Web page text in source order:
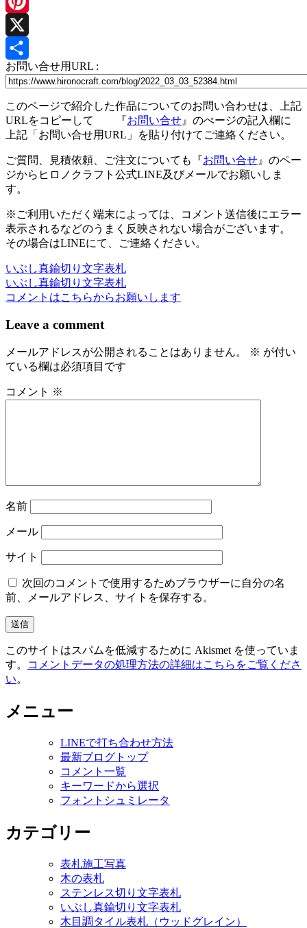
Pinterest
X
共
お問い合せ用URL :
このページで紹介した作品についてのお問い合わせは、上記
URLをコピーして 『お問い合せ 』のぺージの記入欄に
上記「お問い合せ用URL」を貼り付けてご連絡ください。
ご質問、見積依頼、ご注文についても『お問い合せ 』のペー
ジからヒロノクラフト公式LINE及びメールでお願いしま
す。
※ご利用いただく端末によっては、コメント送信後にエラー
表示されるなどのうまく反映されない場合がございます。
その場合はLINEにて、ご連絡ください。
投
稿
ナ
ゲ
シ
いぶし真鍮切り文字表札
いぶし真鍮切り文字表札
コメントはこちらからお願いします
Leave a comment
メールアドレスが公開されることはありません。 ※ が付い
ている欄は必須項目です
コメント ※
名前
メール
サイト
次回のコメントで使用するためブラウザーに自分の名
前、メールアドレス、サイトを保存する。
このサイトはスパムを低減するために Akismet を使っていま
す。
コメントデータの処理方法の詳細はこちらをご覧くださ
い。
メニュー
LINEで打ち合わせ方法
最新ブログトップ
コメント一覧
キーワードから選択
フォントシュミレータ
カテゴリー
表札施工写真
木の表札
ステンレス切り文字表札
いぶし真鍮切り文字表札
木目調タイル表札（ウッドグレイン）